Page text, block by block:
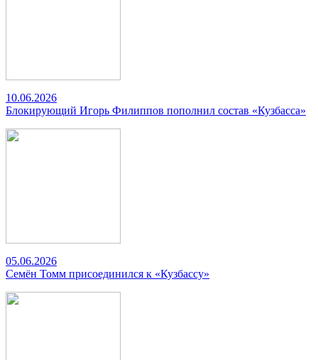
10.06.2026
Блокирующий Игорь Филиппов пополнил состав «Кузбасса»
05.06.2026
Семён Томм присоединился к «Кузбассу»